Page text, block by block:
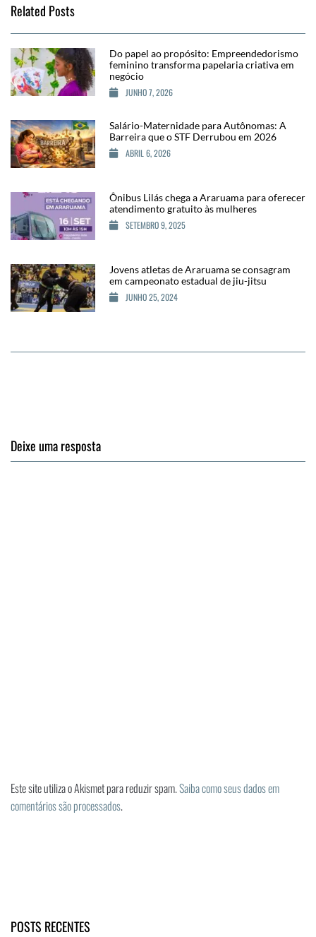
Related Posts
Do papel ao propósito: Empreendedorismo
feminino transforma papelaria criativa em
negócio
JUNHO 7, 2026
Salário-Maternidade para Autônomas: A
Barreira que o STF Derrubou em 2026
ABRIL 6, 2026
Ônibus Lilás chega a Araruama para oferecer
atendimento gratuito às mulheres
SETEMBRO 9, 2025
Jovens atletas de Araruama se consagram
em campeonato estadual de jiu-jitsu
JUNHO 25, 2024
Deixe uma resposta
Este site utiliza o Akismet para reduzir spam.Saiba como seus dados em
comentários são processados.
POSTS RECENTES